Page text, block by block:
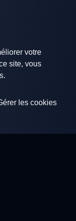
votre
site, vous
les cookies